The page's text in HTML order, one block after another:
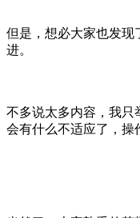
但是，想必大家也发现
进。
不多说太多内容，我只
会有什么不适应了，操